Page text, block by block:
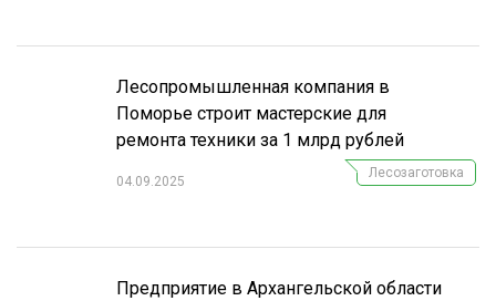
Лесопромышленная компания в
Поморье строит мастерские для
ремонта техники за 1 млрд рублей
04.09.2025
Лесозаготовка
Предприятие в Архангельской области